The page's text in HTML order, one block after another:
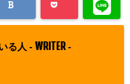
る人 - WRITER -